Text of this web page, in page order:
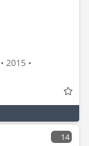
2015 •
14